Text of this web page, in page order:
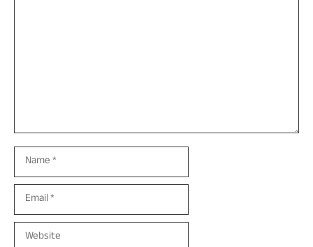
Name
Email
Website